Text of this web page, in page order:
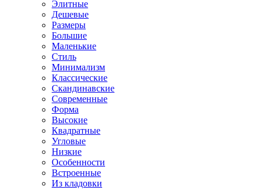
Элитные
Дешевые
Размеры
Большие
Маленькие
Стиль
Минимализм
Классические
Скандинавские
Современные
Форма
Высокие
Квадратные
Угловые
Низкие
Особенности
Встроенные
Из кладовки